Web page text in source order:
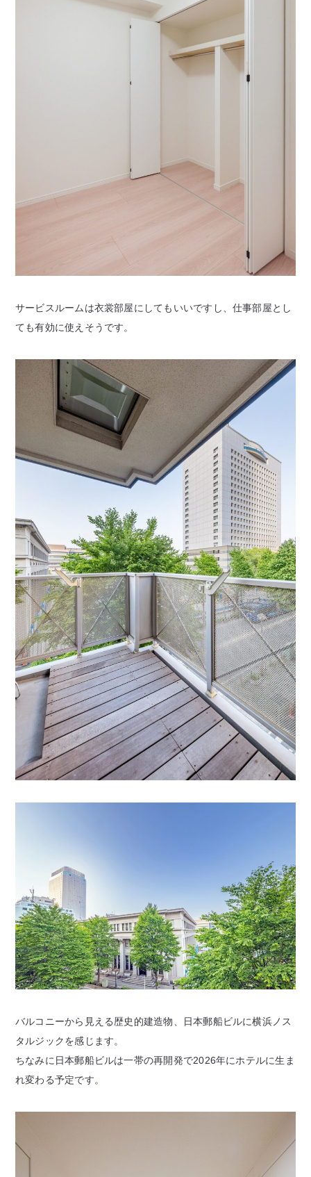
サービスルームは衣裳部屋にしてもいいですし、仕事部屋とし
ても有効に使えそうです。
バルコニーから見える歴史的建造物、日本郵船ビルに横浜ノス
タルジックを感じます。
ちなみに日本郵船ビルは一帯の再開発で2026年にホテルに生ま
れ変わる予定です。